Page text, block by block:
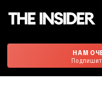
НАМ